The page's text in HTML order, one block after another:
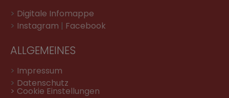
> Digitale Infomappe
> Instagram | Facebook
ALLGEMEINES
> Impressum
> Datenschutz
> Cookie Einstellungen